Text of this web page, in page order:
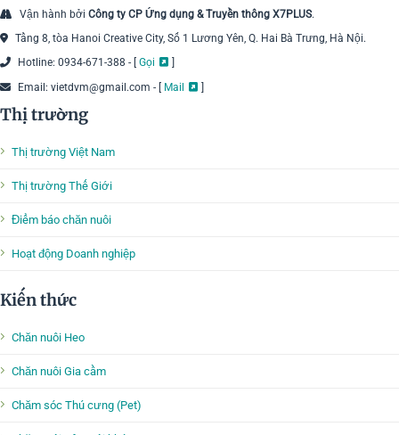
Vận hành bởi Công ty CP Ứng dụng & Truyền thông X7PLUS.
Tầng 8, tòa Hanoi Creative City, Số 1 Lương Yên, Q. Hai Bà Trưng, Hà Nội.
Hotline: 0934-671-388 - [ Gọi
Email: vietdvm@gmail.com - [ Mail ]
Thị trường
Thị trường Việt Nam
Thị trường Thế Giới
Điểm báo chăn nuôi
Hoạt động Doanh nghiệp
Kiến thức
Chăn nuôi Heo
Chăn nuôi Gia cầm
Chăm sóc Thú cưng (Pet)